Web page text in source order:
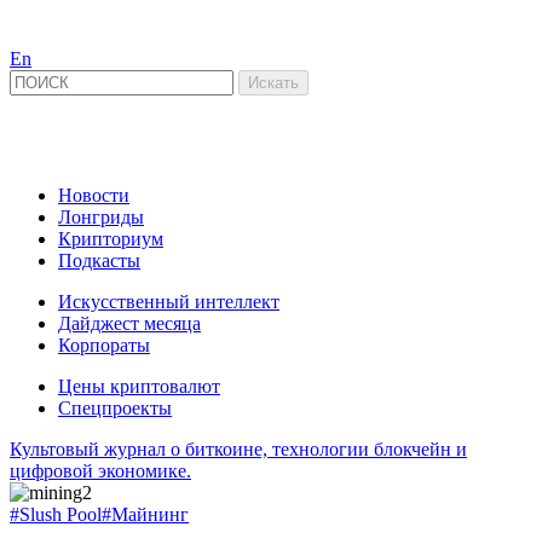
En
Новости
Лонгриды
Крипториум
Подкасты
Искусственный интеллект
Дайджест месяца
Корпораты
Цены криптовалют
Спецпроекты
Культовый журнал о биткоине, технологии блокчейн и
цифровой экономике.
#Slush Pool#Майнинг